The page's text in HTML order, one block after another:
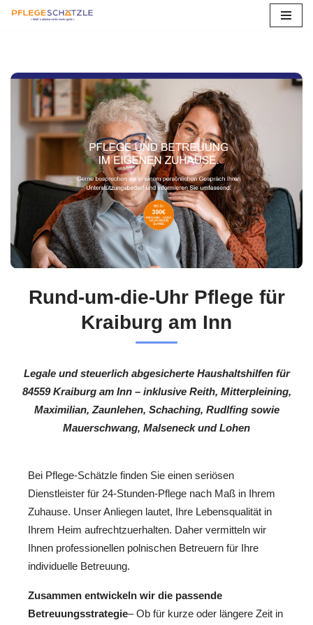
springen
Rund-um-die-Uhr Pflege für
Kraiburg am Inn
Legale und steuerlich abgesicherte Haushaltshilfen für
84559 Kraiburg am Inn – inklusive Reith, Mitterpleining,
Maximilian, Zaunlehen, Schaching, Rudlfing sowie
Mauerschwang, Malseneck und Lohen
Bei Pflege-Schätzle finden Sie einen seriösen
Dienstleister für 24-Stunden-Pflege nach Maß in Ihrem
Zuhause. Unser Anliegen lautet, Ihre Lebensqualität in
Ihrem Heim aufrechtzuerhalten. Daher vermitteln wir
Ihnen professionellen polnischen Betreuern für Ihre
individuelle Betreuung.
Zusammen entwickeln wir die passende
Betreuungsstrategie– Ob für kurze oder längere Zeit in